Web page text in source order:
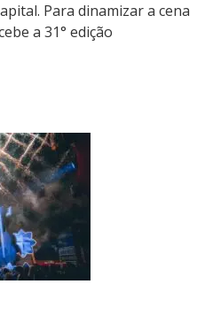
Para dinamizar a cena
a 31° edição